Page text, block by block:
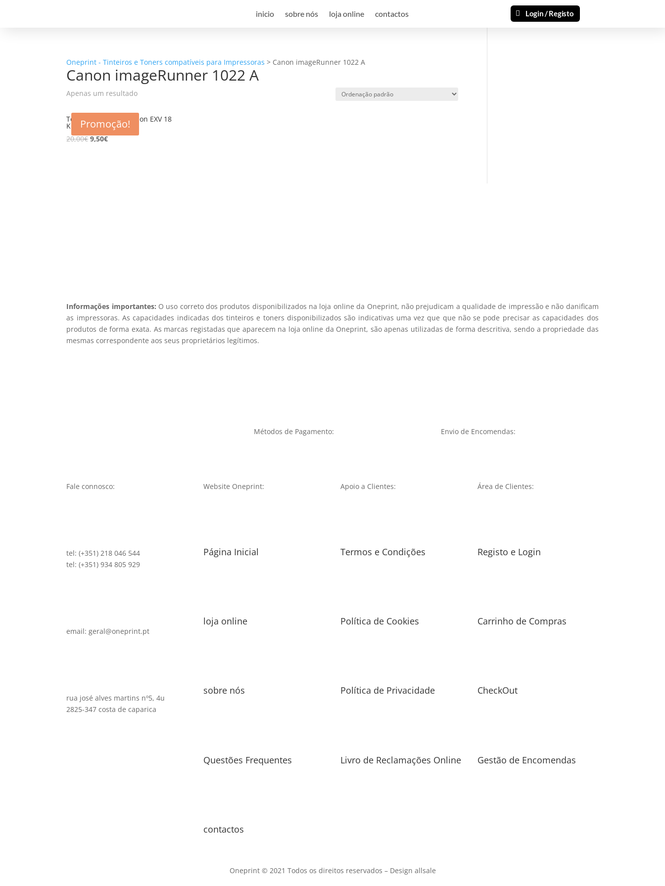
inicio sobre nós loja online contactos Login / Registo
Oneprint - Tinteiros e Toners compatíveis para Impressoras > Canon imageRunner 1022 A
Canon imageRunner 1022 A
Apenas um resultado
Promoção!
Toner Compatível Canon EXV 18
K
20,00€ 9,50€
Informações importantes: O uso correto dos produtos disponibilizados na loja online da Oneprint, não prejudicam a qualidade de impressão e não danificam
as impressoras. As capacidades indicadas dos tinteiros e toners disponibilizados são indicativas uma vez que que não se pode precisar as capacidades dos
produtos de forma exata. As marcas registadas que aparecem na loja online da Oneprint, são apenas utilizadas de forma descritiva, sendo a propriedade das
mesmas correspondente aos seus proprietários legítimos.
Métodos de Pagamento: Envio de Encomendas:
Fale connosco:
tel: (+351) 218 046 544
tel: (+351) 934 805 929
email: geral@oneprint.pt
rua josé alves martins nº5, 4u
2825-347 costa de caparica
Website Oneprint:
Página Inicial
loja online
sobre nós
Questões Frequentes
contactos
Apoio a Clientes:
Termos e Condições
Política de Cookies
Política de Privacidade
Livro de Reclamações Online
Área de Clientes:
Registo e Login
Carrinho de Compras
CheckOut
Gestão de Encomendas
Oneprint © 2021 Todos os direitos reservados – Design allsale